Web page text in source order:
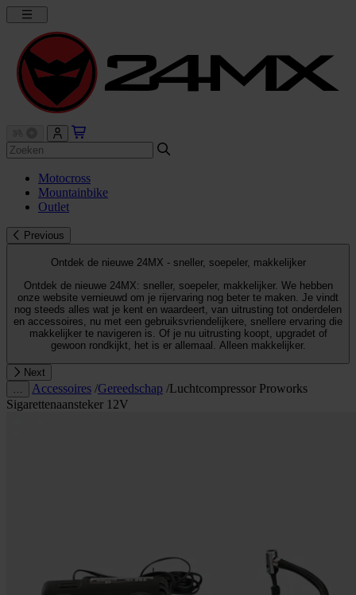
Motocross
Mountainbike
Outlet
Previous
Ontdek de nieuwe 24MX - sneller, soepeler, makkelijker
Ontdek de nieuwe 24MX: sneller, soepeler, makkelijker. We hebben
onze website vernieuwd om je rijervaring nog beter te maken. Je vindt
nog steeds alles wat je kent en waardeert, van uitrusting tot onderdelen
en accessoires, nu met een gebruiksvriendelijkere, snellere ervaring die
makkelijker te navigeren is. Of je nu uitrusting koopt, upgradet of
gewoon rondkijkt, het is er allemaal. Alleen makkelijker.
Next
Accessoires /Gereedschap /Luchtcompressor Proworks
Sigarettenaansteker 12V